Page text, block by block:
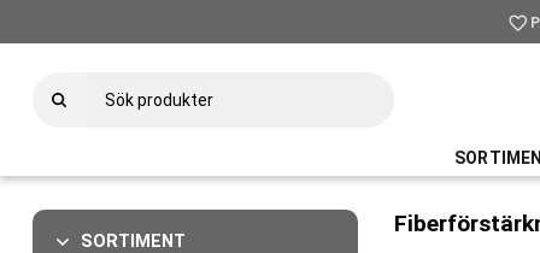
favorite_border
SORTIMENT